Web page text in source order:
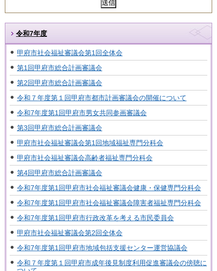
令和7年度
甲府市社会福祉審議会第1回全体会
第1回甲府市総合計画審議会
第2回甲府市総合計画審議会
令和７年度第１回甲府市都市計画審議会の開催について
令和7年度第1回甲府市男女共同参画審議会
第3回甲府市総合計画審議会
甲府市社会福祉審議会第1回地域福祉専門分科会
甲府市社会福祉審議会高齢者福祉専門分科会
第4回甲府市総合計画審議会
令和7年度第1回甲府市社会福祉審議会健康・保健専門分科会
令和7年度第1回甲府市社会福祉審議会障害者福祉専門分科会
令和7年度第1回甲府市行政改革を考える市民委員会
甲府市社会福祉審議会第2回全体会
令和7年度第1回甲府市地域包括支援センター運営協議会
令和７年度第１回甲府市成年後見制度利用促進審議会の傍聴に